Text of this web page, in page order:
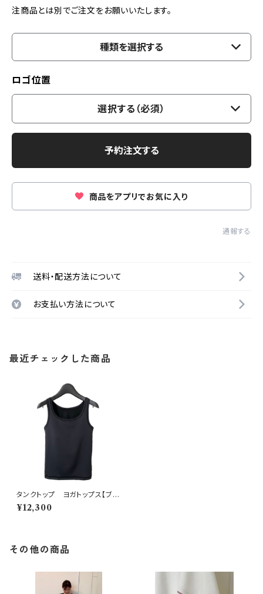
注商品とは別でご注文をお願いいたします。
種類を選択する
ロゴ位置
選択する（必須）
予約注文する
商品をアプリでお気に入り
通報する
送料・配送方法について
お支払い方法について
最近チェックした商品
タンクトップ ヨガトップス【ブラ
ック】オーダー受注
¥12,300
その他の商品